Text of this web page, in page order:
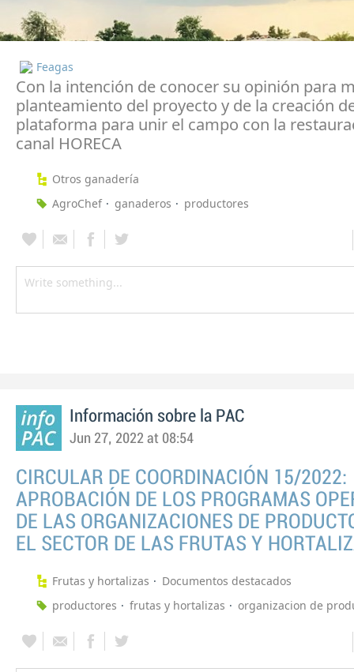
Feagas
Con la intención de conocer su opinión para
planteamiento del proyecto y de la creación
plataforma para unir el campo con la
canal HORECA
Otros ganadería
AgroChef
ganaderos productores
Información sobre la PAC
Jun 27, 2022 at 08:54
CIRCULAR DE COORDINACIÓN 15/2022:
APROBACIÓN DE LOS PROGRAMAS
DE LAS ORGANIZACIONES DE
EL SECTOR DE LAS FRUTAS Y
Frutas y hortalizas
Documentos destacados
productores
frutas y hortalizas organizacion de